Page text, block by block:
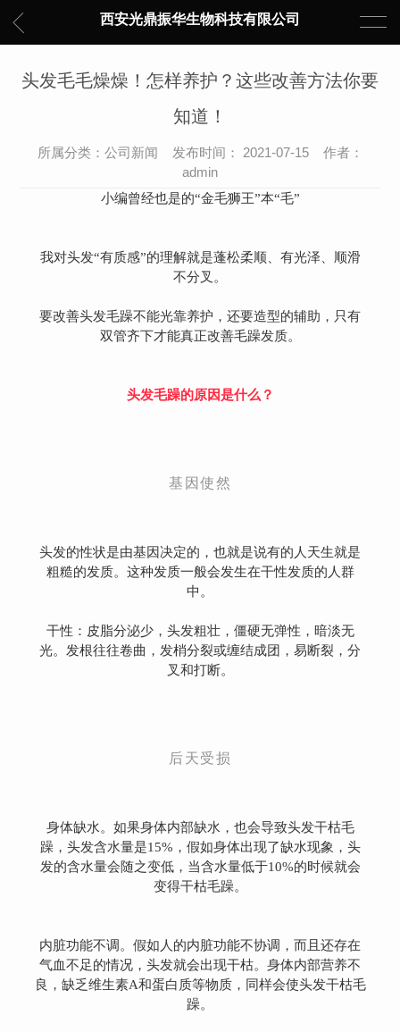
西安光鼎振华生物科技有限公司
头发毛毛燥燥！怎样养护？这些改善方法你要
知道！
所属分类：公司新闻 发布时间： 2021-07-15 作者：
admin
小编曾经也是的“金毛狮王”本“毛”
我对头发“有质感”的理解就是蓬松柔顺、有光泽、顺滑
不分叉。
要改善头发毛躁不能光靠养护，还要造型的辅助，只有
双管齐下才能真正改善毛躁发质。
头发毛躁的原因是什么？
基因使然
头发的性状是由基因决定的，也就是说有的人天生就是
粗糙的发质。这种发质一般会发生在干性发质的人群
中。
干性：皮脂分泌少，头发粗壮，僵硬无弹性，暗淡无
光。发根往往卷曲，发梢分裂或缠结成团，易断裂，分
叉和打断。
后天受损
身体缺水。如果身体内部缺水，也会导致头发干枯毛
躁，头发含水量是15%，假如身体出现了缺水现象，头
发的含水量会随之变低，当含水量低于10%的时候就会
变得干枯毛躁。
内脏功能不调。假如人的内脏功能不协调，而且还存在
气血不足的情况，头发就会出现干枯。身体内部营养不
良，缺乏维生素A和蛋白质等物质，同样会使头发干枯毛
躁。